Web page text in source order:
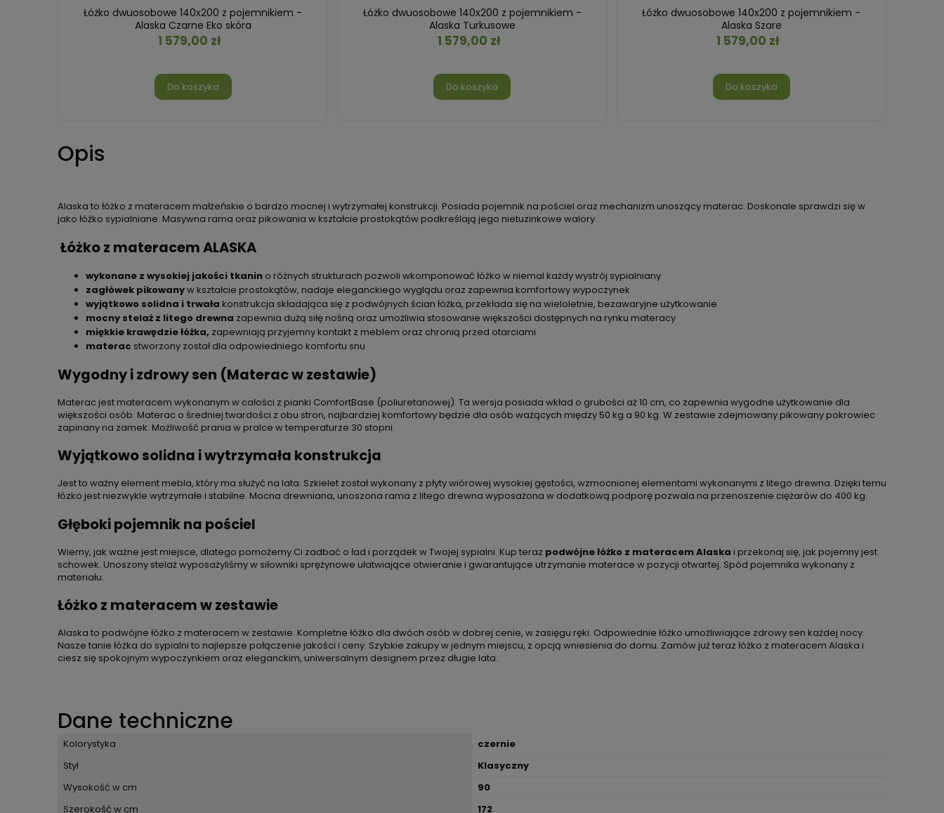
Łóżko dwuosobowe 140x200 z pojemnikiem -
Alaska Czarne Eko skóra
1 579,00 zł
Do koszyka
Łóżko dwuosobowe 140x200 z pojemnikiem -
Alaska Turkusowe
1 579,00 zł
Do koszyka
Łóżko dwuosobowe 140x200 z pojemnikiem -
Alaska Szare
1 579,00 zł
Do koszyka
Opis
Alaska to łóżko z materacem małżeńskie o bardzo mocnej i wytrzymałej konstrukcji. Posiada pojemnik na pościel oraz mechanizm unoszący materac. Doskonale sprawdzi się w
jako łóżko sypialniane. Masywna rama oraz pikowania w kształcie prostokątów podkreślają jego nietuzinkowe walory.
Łóżko z materacem ALASKA
wykonane z wysokiej jakości tkanin o różnych strukturach pozwoli wkomponować łóżko w niemal każdy wystrój sypialniany
zagłówek pikowanyw kształcie prostokątów, nadaje eleganckiego wyglądu oraz zapewnia komfortowy wypoczynek
wyjątkowo solidna i trwała konstrukcja składająca się z podwójnych ścian łóżka, przekłada się na wieloletnie, bezawaryjne użytkowanie
mocny stelaż z litego drewna zapewnia dużą siłę nośną oraz umożliwia stosowanie większości dostępnych na rynku materacy
miękkie krawędzie łóżka, zapewniają przyjemny kontakt z meblem oraz chronią przed otarciami
materac stworzony został dla odpowiedniego komfortu snu
Wygodny i zdrowy sen (Materac w zestawie)
Materac jest materacem wykonanym w całości z pianki ComfortBase (poliuretanowej). Ta wersja posiada wkład o grubości aż 10 cm, co zapewnia wygodne użytkowanie dla
większości osób. Materac o średniej twardości z obu stron, najbardziej komfortowy będzie dla osób ważących między 50 kg a 90 kg. W zestawie zdejmowany pikowany pokrowiec
zapinany na zamek. Możliwość prania w pralce w temperaturze 30 stopni.
Wyjątkowo solidna i wytrzymała konstrukcja
Jest to ważny element mebla, który ma służyć na lata. Szkielet został wykonany z płyty wiórowej wysokiej gęstości, wzmocnionej elementami wykonanymi z litego drewna. Dzięki temu
łózko jest niezwykle wytrzymałe i stabilne. Mocna drewniana, unoszona rama z litego drewna wyposażona w dodatkową podporę pozwala na przenoszenie ciężarów do 400 kg.
Głęboki pojemnik na pościel
Wiemy, jak ważne jest miejsce, dlatego pomożemy Ci zadbać o ład i porządek w Twojej sypialni. Kup teraz podwójne łóżko z materacem Alaska i przekonaj się, jak pojemny jest
schowek. Unoszony stelaż wyposażyliśmy w siłowniki sprężynowe ułatwiające otwieranie i gwarantujące utrzymanie materace w pozycji otwartej. Spód pojemnika wykonany z
materiału.
Łóżko z materacem w zestawie
Alaska to podwójne łóżko z materacem w zestawie. Kompletne łóżko dla dwóch osób w dobrej cenie, w zasięgu ręki. Odpowiednie łóżko umożliwiające zdrowy sen każdej nocy.
Nasze tanie łóżka do sypialni to najlepsze połączenie jakości i ceny. Szybkie zakupy w jednym miejscu, z opcją wniesienia do domu. Zamów już teraz łóżko z materacem Alaska i
ciesz się spokojnym wypoczynkiem oraz eleganckim, uniwersalnym designem przez długie lata.
Dane techniczne
Kolorystyka
czernie
Styl
Klasyczny
Wysokość w cm
90
Szerokość w cm
172